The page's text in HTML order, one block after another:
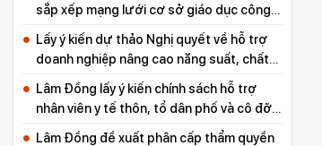
sắp xếp mạng lưới cơ sở giáo dục công
lập
Lấy ý kiến dự thảo Nghị quyết về hỗ trợ
doanh nghiệp nâng cao năng suất, chất
lượng sản phẩm
Lâm Đồng lấy ý kiến chính sách hỗ trợ
nhân viên y tế thôn, tổ dân phố và cô đỡ
thôn, bản
Lâm Đồng đề xuất phân cấp thẩm quyền